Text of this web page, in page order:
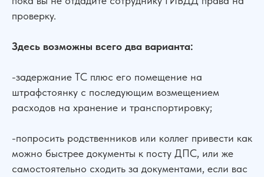
проверку.
Здесь возможны всего два варианта:
-задержание ТС плюс его помещение на
штрафстоянку с последующим возмещением
расходов на хранение и транспортировку;
-попросить родственников или коллег привести как
можно быстрее документы к посту ДПС, или же
самостоятельно сходить за документами, если вас